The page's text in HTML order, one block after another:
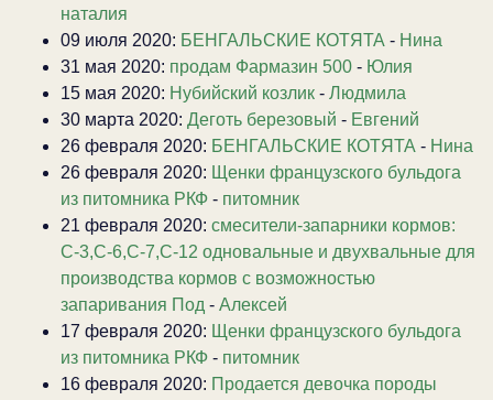
наталия
09 июля 2020: БЕНГАЛЬСКИЕ КОТЯТА - Нина
31 мая 2020: продам Фармазин 500 - Юлия
15 мая 2020: Нубийский козлик - Людмила
30 марта 2020: Деготь березовый - Евгений
26 февраля 2020: БЕНГАЛЬСКИЕ КОТЯТА - Нина
26 февраля 2020: Щенки французского бульдога
из питомника РКФ - питомник
21 февраля 2020: смесители-запарники кормов:
С-3,С-6,С-7,С-12 одновальные и двухвальные для
производства кормов с возможностью
запаривания Под - Алексей
17 февраля 2020: Щенки французского бульдога
из питомника РКФ - питомник
16 февраля 2020: Продается девочка породы